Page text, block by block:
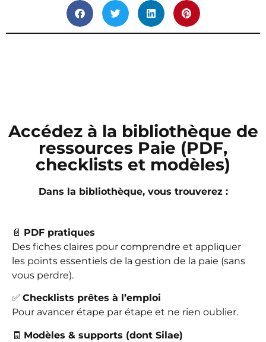
Accédez à la bibliothèque de
ressources Paie (PDF,
checklists et modèles)
Dans la bibliothèque, vous trouverez :
📄 PDF pratiques
Des fiches claires pour comprendre et appliquer
les points essentiels de la gestion de la paie (sans
vous perdre).
✅ Checklists prêtes à l’emploi
Pour avancer étape par étape et ne rien oublier.
🧾 Modèles & supports (dont Silae)